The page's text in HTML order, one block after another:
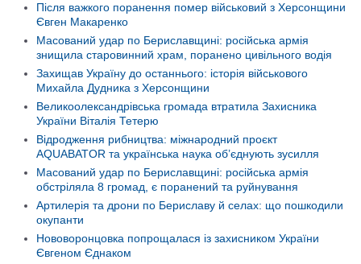
Після важкого поранення помер військовий з Херсонщини
Євген Макаренко
Масований удар по Бериславщині: російська армія
знищила старовинний храм, поранено цивільного водія
Захищав Україну до останнього: історія військового
Михайла Дудника з Херсонщини
Великоолександрівська громада втратила Захисника
України Віталія Тетерю
Відродження рибництва: міжнародний проєкт
AQUABATOR та українська наука об’єднують зусилля
Масований удар по Бериславщині: російська армія
обстріляла 8 громад, є поранений та руйнування
Артилерія та дрони по Бериславу й селах: що пошкодили
окупанти
Нововоронцовка попрощалася із захисником України
Євгеном Єднаком